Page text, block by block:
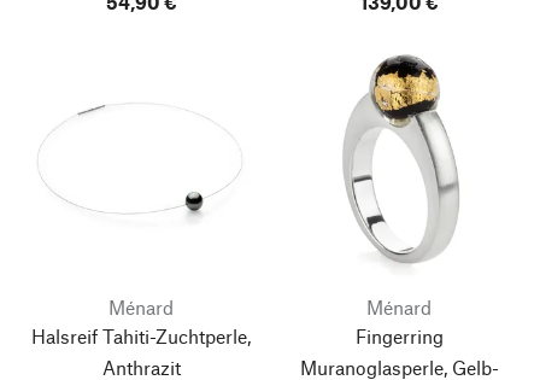
Ménard
Halsreif Tahiti-Zuchtperle,
Anthrazit
Ménard
Fingerring
Muranoglasperle, Gelb-